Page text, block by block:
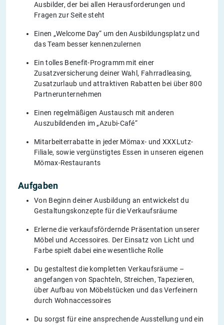
Ausbilder, der bei allen Herausforderungen und
Fragen zur Seite steht
Einen „Welcome Day“ um den Ausbildungsplatz und
das Team besser kennenzulernen
Ein tolles Benefit-Programm mit einer
Zusatzversicherung deiner Wahl, Fahrradleasing,
Zusatzurlaub und attraktiven Rabatten bei über 800
Partnerunternehmen
Einen regelmäßigen Austausch mit anderen
Auszubildenden im „Azubi-Café“
Mitarbeiterrabatte in jeder Mömax- und XXXLutz-
Filiale, sowie vergünstigtes Essen in unseren eigenen
Mömax-Restaurants
Aufgaben
Von Beginn deiner Ausbildung an entwickelst du
Gestaltungskonzepte für die Verkaufsräume
Erlerne die verkaufsfördernde Präsentation unserer
Möbel und Accessoires. Der Einsatz von Licht und
Farbe spielt dabei eine wesentliche Rolle
Du gestaltest die kompletten Verkaufsräume –
angefangen von Spachteln, Streichen, Tapezieren,
über Aufbau von Möbelstücken und das Verfeinern
durch Wohnaccessoires
Du sorgst für eine ansprechende Ausstellung und ein